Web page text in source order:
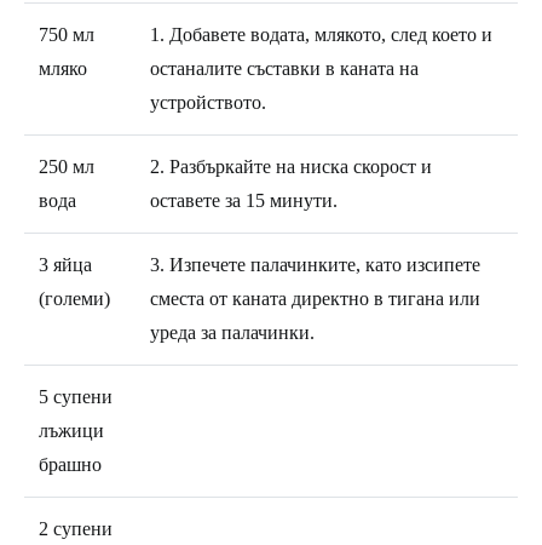
750 мл
мляко
1. Добавете водата, млякото, след което и
останалите съставки в каната на
устройството.
250 мл
вода
2. Разбъркайте на ниска скорост и
оставете за 15 минути.
3 яйца
(големи)
3. Изпечете палачинките, като изсипете
сместа от каната директно в тигана или
уреда за палачинки.
5 супени
лъжици
брашно
2 супени